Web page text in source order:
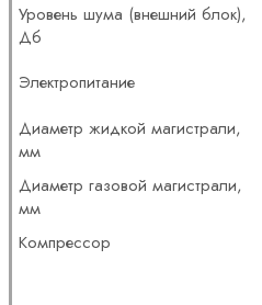
Уровень шума (внешний блок),
Дб
Электропитание
Диаметр жидкой магистрали,
мм
Диаметр газовой магистрали,
мм
Компрессор